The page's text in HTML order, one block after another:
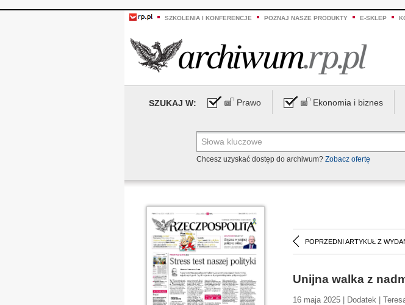
SZKOLENIA I KONFERENCJE POZNAJ NASZE PRODUKTY E-SKLEP
SZUKAJ W: Prawo Ekonomia i biznes
Chcesz uzyskać dostęp do archiwum? Zobacz ofertę
POPRZEDNI ARTYKUŁ Z
Unijna walka z
16 maja 2025 | Dodatek |